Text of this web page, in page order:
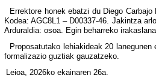
Errektore honek ebatzi du Diego
Kodea: AGC8L1 – D00337-46. Jakintza
Arduraldia: osoa. Egin beharreko
Proposatutako lehiakideak 20
formalizazio guztiak gauzatzeko.
Leioa, 2026ko ekainaren 26a.